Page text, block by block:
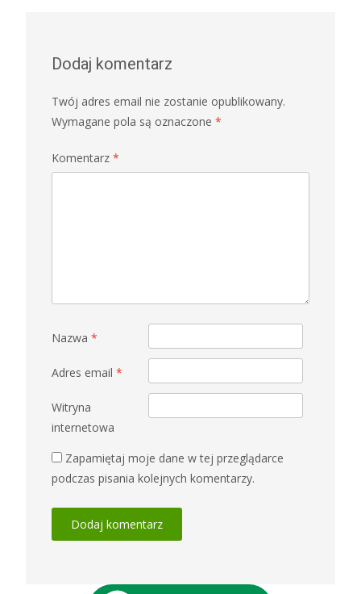
Dodaj komentarz
Twój adres email nie zostanie opublikowany.
Wymagane pola są oznaczone *
Komentarz *
Nazwa *
Adres email *
Witryna
internetowa
Zapamiętaj moje dane w tej przeglądarce
podczas pisania kolejnych komentarzy.